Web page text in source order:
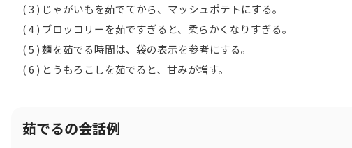
( 3 ) じゃがいもを茹でてから、マッシュポテトにする。
( 4 ) ブロッコリーを茹ですぎると、柔らかくなりすぎる。
( 5 ) 麺を茹でる時間は、袋の表示を参考にする。
( 6 ) とうもろこしを茹でると、甘みが増す。
茹でるの会話例